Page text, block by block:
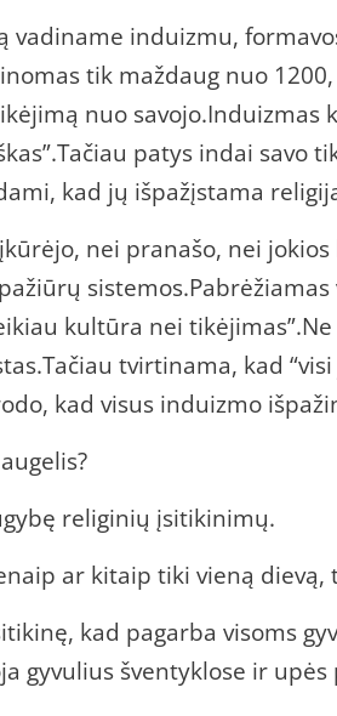
vadiname induizmu,
tik maždaug nuo
nuo savojo.Induizmas
patys indai
kad jų išpažįstama
nei pranašo, nei
kultūra nei
tvirtinama, kad
kad visus induizmo
religinių įsitikinimų.
ar kitaip tiki vieną
kad pagarba visoms
gyvulius šventyklose ir